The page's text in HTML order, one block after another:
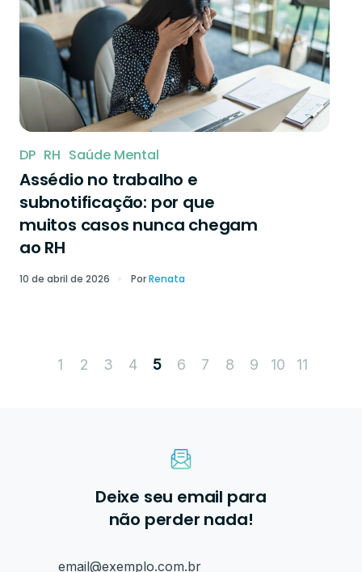
DP RH Saúde Mental
Assédio no trabalho e
subnotificação: por que
muitos casos nunca chegam
ao RH
10 de abril de 2026 PorRenata
1 2 3 4 5 6 7 8 9 10 11
Deixe seu email para
não perder nada!